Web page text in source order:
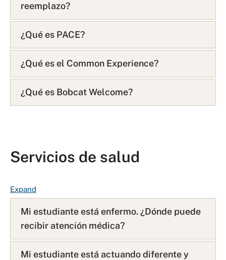
reemplazo?
¿Qué es PACE?
¿Qué es el Common Experience?
¿Qué es Bobcat Welcome?
Servicios de salud
ExpandF
A
Q
L
i
s
Mi estudiante está enfermo. ¿Dónde puede
recibir atención médica?
Mi estudiante está actuando diferente y